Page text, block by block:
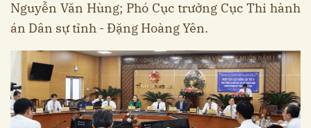
Nguyễn Văn Hùng; Phó Cục trưởng Cục Thi hành
án Dân sự tỉnh - Đặng Hoàng Yên.